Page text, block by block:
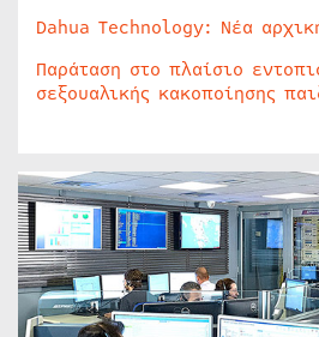
Dahua Technology: Νέα
Παράταση στο πλαίσιο
σεξουαλικής κακοποίησης